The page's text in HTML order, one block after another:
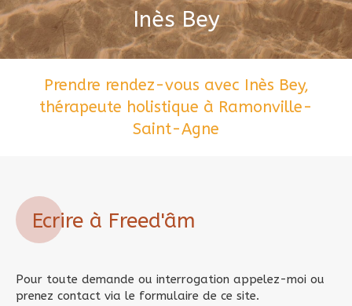
Inès Bey
Prendre rendez-vous avec Inès Bey,
thérapeute holistique à Ramonville-
Saint-Agne
Ecrire à Freed'âm
Pour toute demande ou interrogation appelez-moi ou
prenez contact via le formulaire de ce site.